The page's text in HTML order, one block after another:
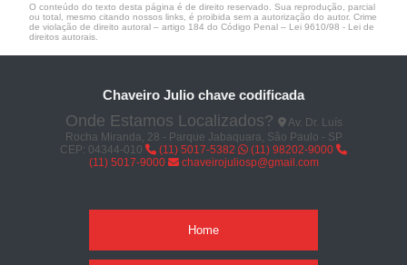
O conteúdo do texto desta página é de direito reservado. Sua reprodução, parcial
ou total, mesmo citando nossos links, é proibida sem a autorização do autor. Crime
de violação de direito autoral – artigo 184 do Código Penal – Lei 9610/98 - Lei de
direitos autorais
Chaveiro Julio chave codificada
Onde Estamos Localizados?
Av. Dr. Luís
Rocha Miranda, 28 - Parque Jabaquara, São Paulo - SP
CEP: 04344-010
(11) 5017-5382
(11) 98202-9000
(11) 5017-9000
chaveirojuliosp@gmail.com
Home